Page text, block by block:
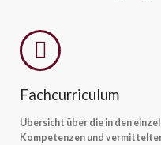
Fachcurriculum
Übersicht über die in den
Kompetenzen und